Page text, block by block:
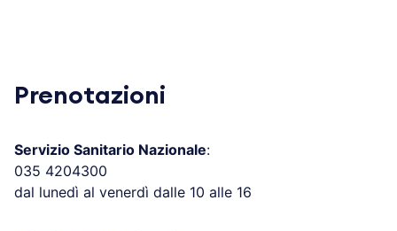
Prenotazioni
Servizio Sanitario Nazionale:
035 4204300
dal lunedì al venerdì dalle 10 alle 16